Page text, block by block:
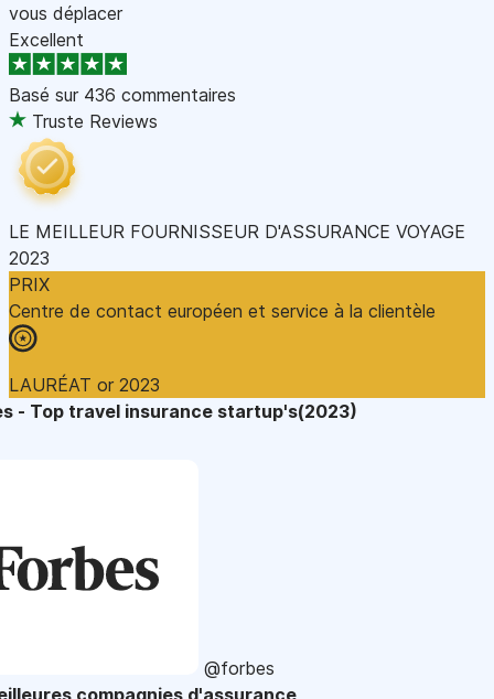
vous déplacer
Excellent
Basé sur 436 commentaires
Truste Reviews
LE MEILLEUR FOURNISSEUR D'ASSURANCE VOYAGE
2023
PRIX
Centre de contact européen et service à la clientèle
LAURÉAT or 2023
- Top travel insurance startup's(2023)
@forbes
compagnies d'assurance